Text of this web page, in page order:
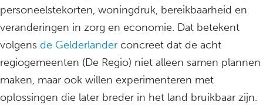
personeelstekorten, woningdruk, bereikbaarheid en
veranderingen in zorg en economie. Dat betekent
volgens de Gelderlander concreet dat de acht
regiogemeenten (De Regio) niet alleen samen plannen
maken, maar ook willen experimenteren met
oplossingen die later breder in het land bruikbaar zijn.